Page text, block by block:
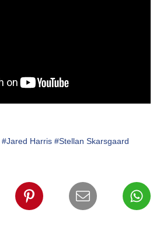
#Jared Harris #Stellan Skarsgaard